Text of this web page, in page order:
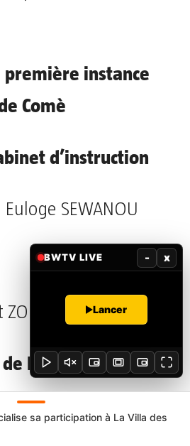
première instance
Comè
d’instruction
SEWANOU
de Parakou
première instance
sa participation à La Villa des
BWTV LIVE - x
Lancer